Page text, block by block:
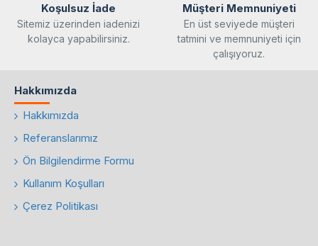
Koşulsuz İade
Sitemiz üzerinden iadenizi
kolayca yapabilirsiniz.
Müşteri Memnuniyeti
En üst seviyede müşteri
tatmini ve memnuniyeti için
çalışıyoruz.
Hakkımızda
Hakkımızda
Referanslarımız
Ön Bilgilendirme Formu
Kullanım Koşulları
Çerez Politikası